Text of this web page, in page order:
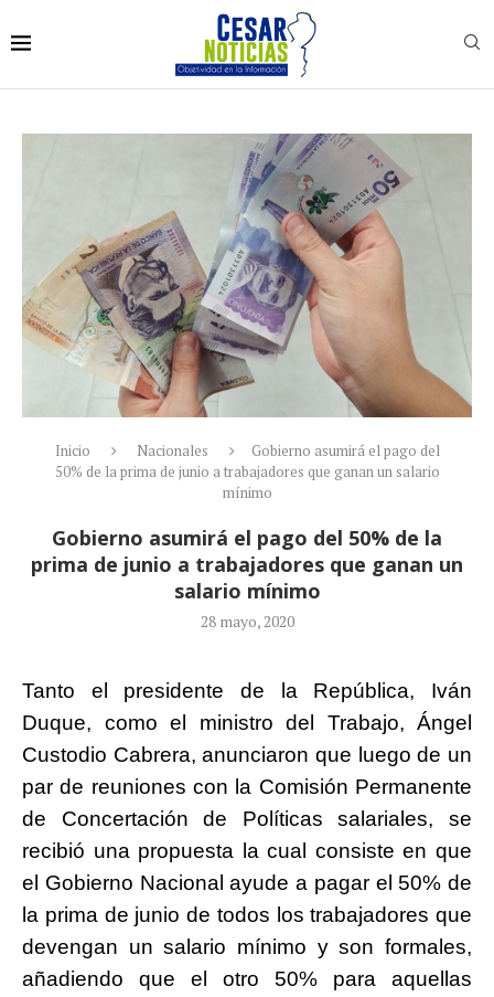
Inicio Nacionales
Gobierno asumirá el pago del
50% de la prima de junio a trabajadores que ganan un salario
mínimo
Gobierno asumirá el pago del 50% de la
prima de junio a trabajadores que ganan un
salario mínimo
28 mayo, 2020
Tanto el presidente de la República, Iván
Duque, como el ministro del Trabajo, Ángel
Custodio Cabrera, anunciaron que luego de un
par de reuniones con la Comisión Permanente
de Concertación de Políticas salariales, se
recibió una propuesta la cual consiste en que
el Gobierno Nacional ayude a pagar el 50% de
la prima de junio de todos los trabajadores que
devengan un salario mínimo y son formales,
añadiendo que el otro 50% para aquellas